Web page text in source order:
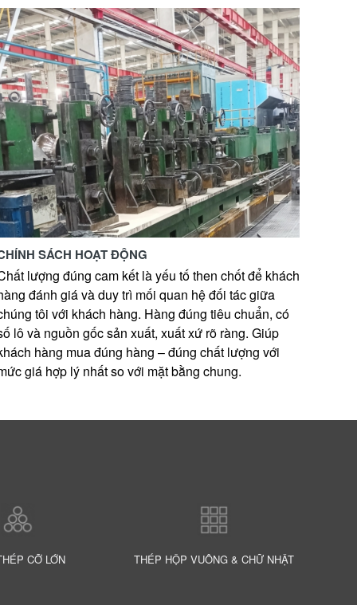
SÁCH HOẠT ĐỘNG
lượng đúng cam kết là yếu tố then chốt để khách
đánh giá và duy trì mối quan hệ đối tác giữa
tôi với khách hàng. Hàng đúng tiêu chuẩn, có
lô và nguồn gốc sản xuất, xuất xứ rõ ràng. Giúp
hàng mua đúng hàng – đúng chất lượng với
giá hợp lý nhất so với mặt bằng chung.
CỠ LỚN THÉP HỘP VUÔNG & CHỮ NHẬT